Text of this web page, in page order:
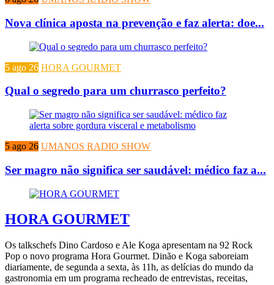
Nova clínica aposta na prevenção e faz alerta: doe...
5 ago 26 HORA GOURMET
Qual o segredo para um churrasco perfeito?
5 ago 26 UMANOS RADIO SHOW
Ser magro não significa ser saudável: médico faz a...
HORA GOURMET
Os talkschefs Dino Cardoso e Ale Koga apresentam na 92 Rock
Pop o novo programa Hora Gourmet. Dinão e Koga saboreiam
diariamente, de segunda a sexta, às 11h, as delícias do mundo da
gastronomia em um programa recheado de entrevistas, receitas,